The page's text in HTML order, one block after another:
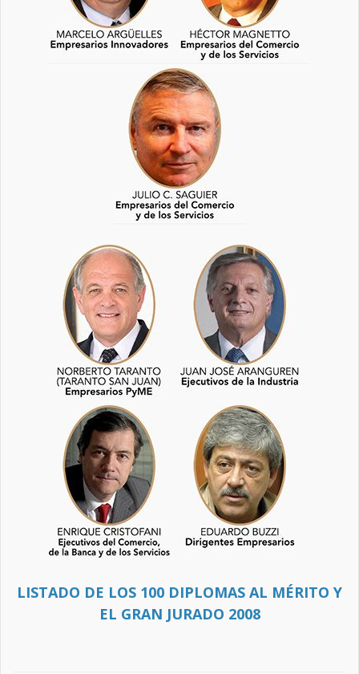
LISTADO DE LOS 100 DIPLOMAS AL MÉRITO Y
EL GRAN JURADO 2008